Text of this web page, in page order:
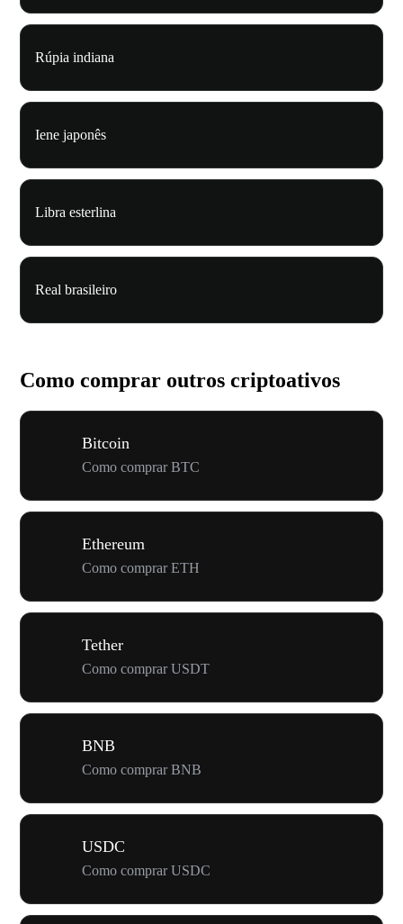
Rúpia indiana
Iene japonês
Libra esterlina
Real brasileiro
Como comprar outros criptoativos
Bitcoin
Como comprar BTC
Ethereum
Como comprar ETH
Tether
Como comprar USDT
BNB
Como comprar BNB
USDC
Como comprar USDC